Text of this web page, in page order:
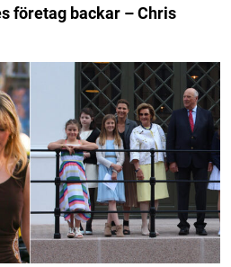
företag backar – Chris